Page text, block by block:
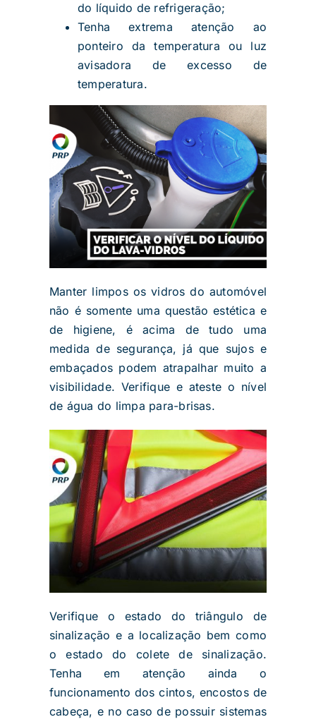
do líquido de refrigeração;
Tenha extrema atenção ao
ponteiro da temperatura ou luz
avisadora de excesso de
temperatura.
Manter limpos os vidros do automóvel
não é somente uma questão estética e
de higiene, é acima de tudo uma
medida de segurança, já que sujos e
embaçados podem atrapalhar muito a
visibilidade. Verifique e ateste o nível
de água do limpa para-brisas.
Verifique o estado do triângulo de
sinalização e a localização bem como
o estado do colete de sinalização.
Tenha em atenção ainda o
funcionamento dos cintos, encostos de
cabeça, e no caso de possuir sistemas